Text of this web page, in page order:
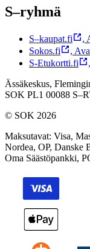
S–ryhmä
S–kaupat.fi ,
Sokos.fi
,
S-Etukortti.fi
,
Ässäkeskus,
SOK PL1 00088
© SOK 2026
Maksutavat: Visa,
Nordea, OP, Danske
Oma Säästöpankki,